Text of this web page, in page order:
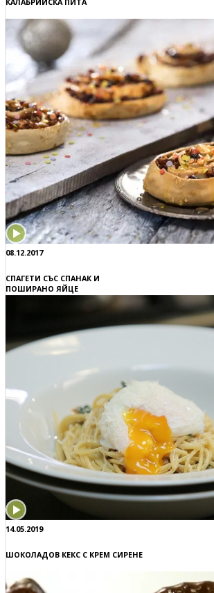
08.12.2017
СПАГЕТИ СЪС СПАНАК И
ПОШИРАНО ЯЙЦЕ
14.05.2019
ШОКОЛАДОВ КЕКС С КРЕМ СИРЕНЕ